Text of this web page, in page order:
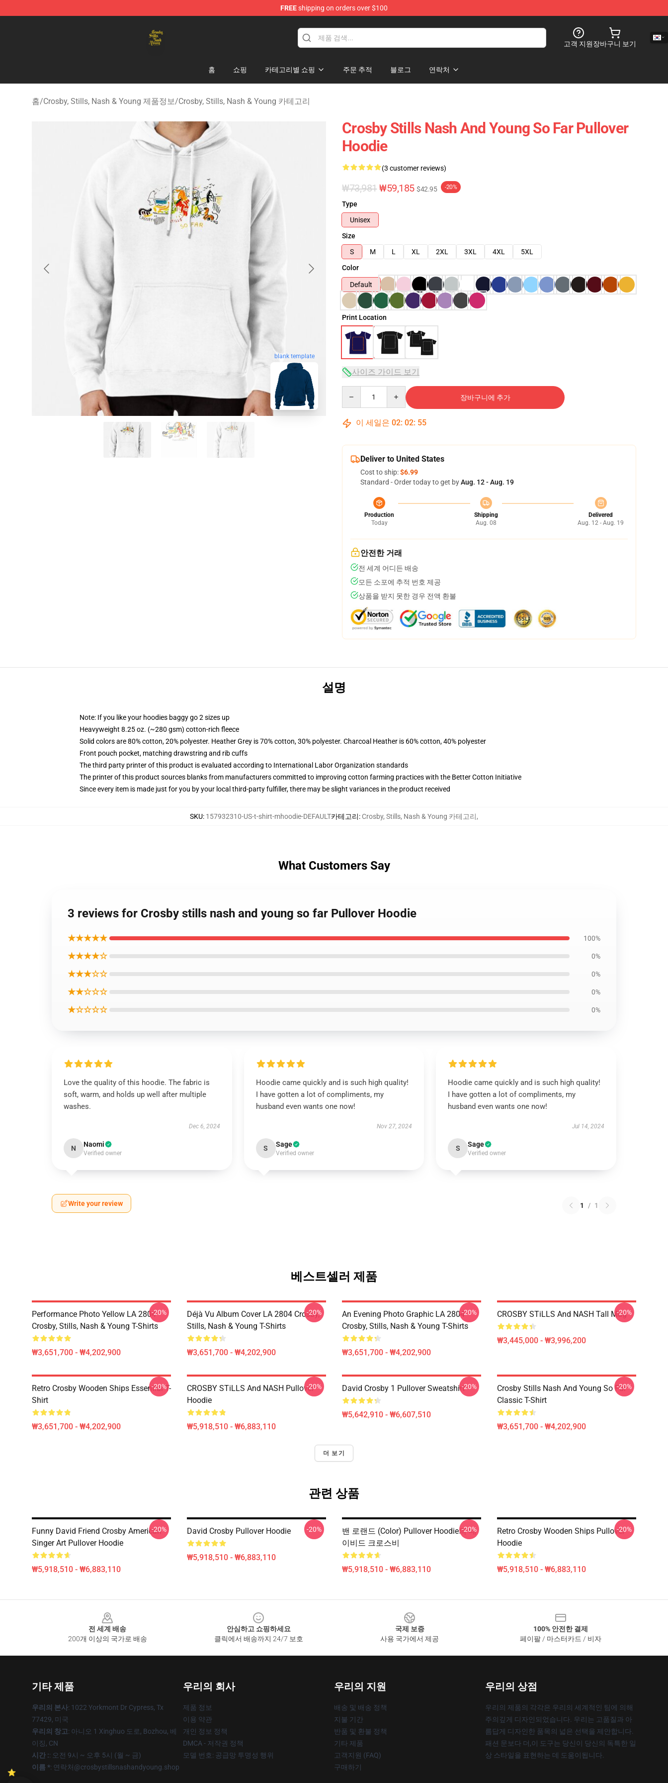
FREEshipping on orders over $100
고객 지원장바구니 보기
홈 쇼핑 카테고리별 쇼핑 주문 추적 블로그 연락처
홈/Crosby, Stills, Nash & Young 제품정보/Crosby, Stills, Nash & Young 카테고리
blank template
Crosby Stills Nash And Young So Far Pullover
Hoodie
(3 customer reviews)
₩73,981 ₩59,185 $42.95 -20%
Type
Unisex
Size
S
M L XL 2XL 3XL 4XL
5XL
Color
Default
Print Location
사이즈 가이드 보기
장바구니에 추가
이 세일은 02: 02: 54
Deliver to United States
Cost to ship:$6.99
Standard - Order today to get byAug. 12 - Aug. 19
Production
Today
Shipping
Aug. 08
Delivered
Aug. 12 - Aug. 19
안전한 거래
전 세계 어디든 배송
모든 소포에 추적 번호 제공
상품을 받지 못한 경우 전액 환불
설명
Note: If you like your hoodies baggy go 2 sizes up
Heavyweight 8.25 oz. (~280 gsm) cotton-rich fleece
Solid colors are 80% cotton, 20% polyester. Heather Grey is 70% cotton, 30% polyester. Charcoal Heather is 60% cotton, 40% polyester
Front pouch pocket, matching drawstring and rib cuffs
The third party printer of this product is evaluated according to International Labor Organization standards
The printer of this product sources blanks from manufacturers committed to improving cotton farming practices with the Better Cotton Initiative
Since every item is made just for you by your local third-party fulfiller, there may be slight variances in the product received
SKU: 157932310-US-t-shirt-mhoodie-DEFAULT카테고리: Crosby, Stills, Nash & Young 카테고리,
What Customers Say
3 reviews for Crosby stills nash and young so far Pullover Hoodie
★★★★★ 100%
★★★★☆ 0%
★★★☆☆ 0%
★★☆☆☆ 0%
★☆☆☆☆ 0%
Love the quality of this hoodie. The fabric is
soft, warm, and holds up well after multiple
washes.
Dec 6, 2024
N Naomi
Verified owner
Hoodie came quickly and is such high quality!
I have gotten a lot of compliments, my
husband even wants one now!
Nov 27, 2024
S Sage
Verified owner
Hoodie came quickly and is such high quality!
I have gotten a lot of compliments, my
husband even wants one now!
Jul 14, 2024
S Sage
Verified owner
Write your review 1 / 1
베스트셀러 제품
Performance Photo Yellow LA 2804
Crosby, Stills, Nash & Young T-Shirts
₩3,651,700 - ₩4,202,900
-20%
Déjà Vu Album Cover LA 2804 Crosby,
Stills, Nash & Young T-Shirts
₩3,651,700 - ₩4,202,900
-20%
An Evening Photo Graphic LA 2804
Crosby, Stills, Nash & Young T-Shirts
₩3,651,700 - ₩4,202,900
-20% CROSBY STiLLS And NASH Tall Mug
₩3,445,000 - ₩3,996,200
-20%
Retro Crosby Wooden Ships Essential T-
Shirt
₩3,651,700 - ₩4,202,900
-20%
CROSBY STiLLS And NASH Pullover
Hoodie
₩5,918,510 - ₩6,883,110
-20% David Crosby 1 Pullover Sweatshirt
₩5,642,910 - ₩6,607,510
-20%
Crosby Stills Nash And Young So Far
Classic T-Shirt
₩3,651,700 - ₩4,202,900
-20%
더 보기
관련 상품
Funny David Friend Crosby American
Singer Art Pullover Hoodie
₩5,918,510 - ₩6,883,110
-20% David Crosby Pullover Hoodie
₩5,918,510 - ₩6,883,110
-20%
밴 로랜드 (Color) Pullover Hoodie의 데
이비드 크로스비
₩5,918,510 - ₩6,883,110
-20%
Retro Crosby Wooden Ships Pullover
Hoodie
₩5,918,510 - ₩6,883,110
-20%
전 세계 배송
200개 이상의 국가로 배송
안심하고 쇼핑하세요
클릭에서 배송까지 24/7 보호
국제 보증
사용 국가에서 제공
100% 안전한 결제
페이팔 / 마스터카드 / 비자
기타 제품
우리의 본사: 1022 Yorkmont Dr Cypress, Tx
77429, 미국
우리의 창고: 아니오 1 Xinghuo 도로, Bozhou, 베
이징, CN
시간 :: 오전 9시 ~ 오후 5시 (월 ~ 금)
이름 *: 연락처@crosbystillsnashandyoung.shop
우리의 회사
제품 정보
이용 약관
개인 정보 정책
DMCA - 저작권 정책
모델 번호: 공급망 투명성 행위
우리의 지원
배송 및 배송 정책
지불 기간
반품 및 환불 정책
기타 제품
고객지원 (FAQ)
구매하기
우리의 상점
우리의 제품의 각각은 우리의 세계적인 팀에 의해
주의깊게 디자인되었습니다. 우리는 고품질과 아
름답게 디자인한 품목의 넓은 선택을 제안합니다.
패션 문보다 더,이 도구는 당신이 당신의 독특한 일
상 스타일을 표현하는 데 도움이됩니다.